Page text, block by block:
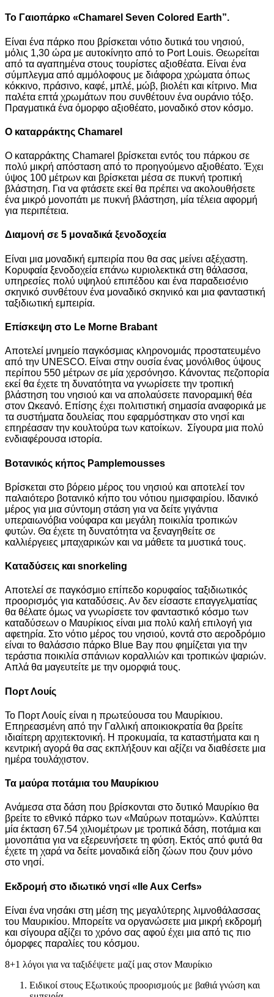
Το Γαιοπάρκο «Chamarel Seven Colored Earth”.
Είναι ένα πάρκο που βρίσκεται νότιο δυτικά του νησιού,
μόλις 1,30 ώρα με αυτοκίνητο από το Port Louis. Θεωρείται
από τα αγαπημένα στους τουρίστες αξιοθέατα. Είναι ένα
σύμπλεγμα από αμμόλοφους με διάφορα χρώματα όπως
κόκκινο, πράσινο, καφέ, μπλέ, μώβ, βιολέτι και κίτρινο. Μια
παλέτα επτά χρωμάτων που συνθέτουν ένα ουράνιο τόξο.
Πραγματικά ένα όμορφο αξιοθέατο, μοναδικό στον κόσμο.
Ο καταρράκτης Chamarel
Ο καταρράκτης Chamarel βρίσκεται εντός του πάρκου σε
πολύ μικρή απόσταση από το προηγούμενο αξιοθέατο. Έχει
ύψος 100 μέτρων και βρίσκεται μέσα σε πυκνή τροπική
βλάστηση. Για να φτάσετε εκεί θα πρέπει να ακολουθήσετε
ένα μικρό μονοπάτι με πυκνή βλάστηση, μία τέλεια αφορμή
για περιπέτεια.
Διαμονή σε 5 μοναδικά ξενοδοχεία
Είναι μια μοναδική εμπειρία που θα σας μείνει αξέχαστη.
Κορυφαία ξενοδοχεία επάνω κυριολεκτικά στη θάλασσα,
υπηρεσίες πολύ υψηλού επιπέδου και ένα παραδεισένιο
σκηνικό συνθέτουν ένα μοναδικό σκηνικό και μια φανταστική
ταξιδιωτική εμπειρία.
Επίσκεψη στο Le Morne Brabant
Αποτελεί μνημείο παγκόσμιας κληρονομιάς προστατευμένο
από την UNESCO. Είναι στην ουσία ένας μονόλιθος ύψους
περίπου 550 μέτρων σε μία χερσόνησο. Κάνοντας πεζοπορία
εκεί θα έχετε τη δυνατότητα να γνωρίσετε την τροπική
βλάστηση του νησιού και να απολαύσετε πανοραμική θέα
στον Ωκεανό. Επίσης έχει πολιτιστική σημασία αναφορικά με
τα συστήματα δουλείας που εφαρμόστηκαν στο νησί και
επηρέασαν την κουλτούρα των κατοίκων. Σίγουρα μια πολύ
ενδιαφέρουσα ιστορία.
Βοτανικός κήπος Pamplemousses
Βρίσκεται στο βόρειο μέρος του νησιού και αποτελεί τον
παλαιότερο βοτανικό κήπο του νότιου ημισφαιρίου. Ιδανικό
μέρος για μια σύντομη στάση για να δείτε γιγάντια
υπεραιωνόβια νούφαρα και μεγάλη ποικιλία τροπικών
φυτών. Θα έχετε τη δυνατότητα να ξεναγηθείτε σε
καλλιέργειες μπαχαρικών και να μάθετε τα μυστικά τους.
Καταδύσεις και snorkeling
Αποτελεί σε παγκόσμιο επίπεδο κορυφαίος ταξιδιωτικός
προορισμός για καταδύσεις. Αν δεν είσαστε επαγγελματίας
θα θέλατε όμως να γνωρίσετε τον φανταστικό κόσμο των
καταδύσεων ο Μαυρίκιος είναι μια πολύ καλή επιλογή για
αφετηρία. Στο νότιο μέρος του νησιού, κοντά στο αεροδρόμιο
είναι το θαλάσσιο πάρκο Blue Bay που φημίζεται για την
τεράστια ποικιλία σπάνιων κοραλλιών και τροπικών ψαριών.
Απλά θα μαγευτείτε με την ομορφιά τους.
Πορτ Λουίς
Το Πορτ Λουίς είναι η πρωτεύουσα του Μαυρίκιου.
Επηρεασμένη από την Γαλλική αποικιοκρατία θα βρείτε
ιδιαίτερη αρχιτεκτονική. Η προκυμαία, τα καταστήματα και η
κεντρική αγορά θα σας εκπλήξουν και αξίζει να διαθέσετε μια
ημέρα τουλάχιστον.
Τα μαύρα ποτάμια του Μαυρίκιου
Ανάμεσα στα δάση που βρίσκονται στο δυτικό Μαυρίκιο θα
βρείτε το εθνικό πάρκο των «Μαύρων ποταμών». Καλύπτει
μία έκταση 67.54 χιλιομέτρων με τροπικά δάση, ποτάμια και
μονοπάτια για να εξερευνήσετε τη φύση. Εκτός από φυτά θα
έχετε τη χαρά να δείτε μοναδικά είδη ζώων που ζουν μόνο
στο νησί.
Εκδρομή στο ιδιωτικό νησί «Ile Aux Cerfs»
Είναι ένα νησάκι στη μέση της μεγαλύτερης λιμνοθάλασσας
του Μαυρικίου. Μπορείτε να οργανώσετε μια μικρή εκδρομή
και σίγουρα αξίζει το χρόνο σας αφού έχει μια από τις πιο
όμορφες παραλίες του κόσμου.
8+1 λόγοι για να ταξιδέψετε μαζί μας στον Μαυρίκιο
Ειδικοί στους Εξωτικούς προορισμούς με βαθιά γνώση και